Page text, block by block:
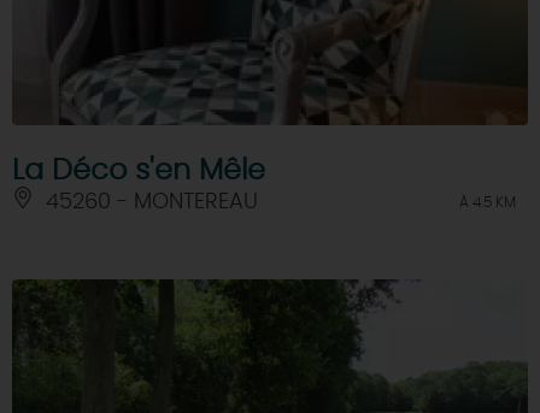
La Déco s'en Mêle
45260 - MONTEREAU À 4.5 KM